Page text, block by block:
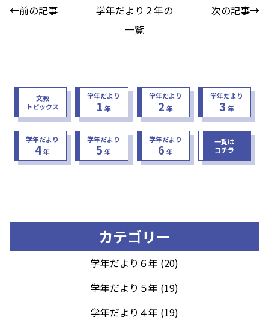
←前の記事
学年だより２年の
一覧
次の記事→
文教
トピックス
学年だより
1 年
学年だより
2 年
学年だより
3 年
学年だより
4年
学年だより
5 年
学年だより
6 年
一覧は
コチラ
カテゴリー
学年だより６年 (20)
学年だより５年 (19)
学年だより４年 (19)